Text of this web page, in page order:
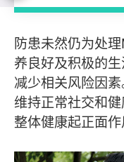
预防及延缓
防患未然仍为处
养良好及积极的
减少相关风险因素
维持正常社交和
整体健康起正面作